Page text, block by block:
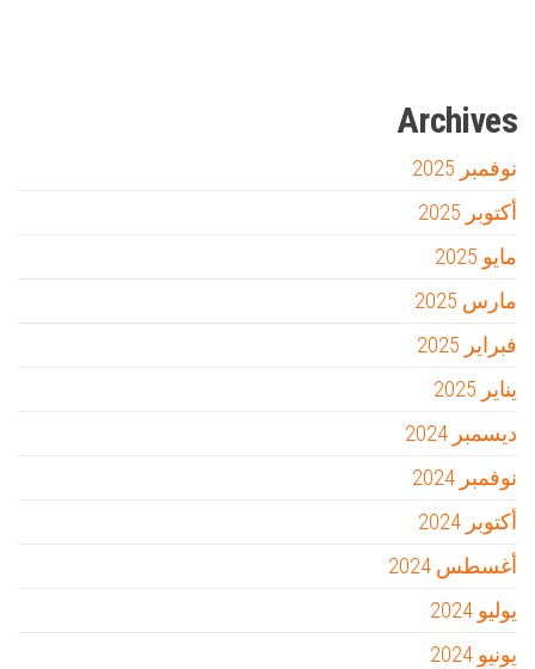
Archives
نوفمبر 2025
أكتوبر 2025
مايو 2025
مارس 2025
فبراير 2025
يناير 2025
ديسمبر 2024
نوفمبر 2024
أكتوبر 2024
أغسطس 2024
يوليو 2024
يونيو 2024